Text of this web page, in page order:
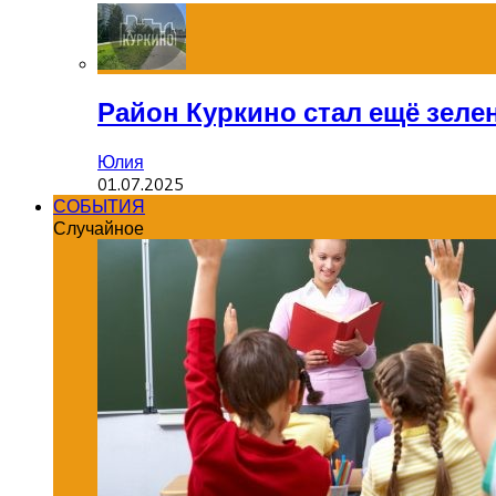
Район Куркино стал ещё
Юлия
01.07.2025
СОБЫТИЯ
Случайное